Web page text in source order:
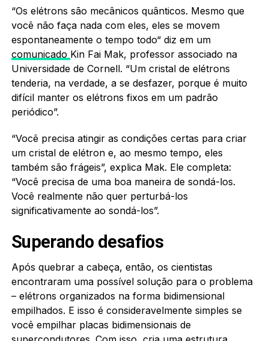
“Os elétrons são mecânicos quânticos. Mesmo que
você não faça nada com eles, eles se movem
espontaneamente o tempo todo“ diz em um
comunicado Kin Fai Mak, professor associado na
Universidade de Cornell. “Um cristal de elétrons
tenderia, na verdade, a se desfazer, porque é muito
difícil manter os elétrons fixos em um padrão
periódico”.
“Você precisa atingir as condições certas para criar
um cristal de elétron e, ao mesmo tempo, eles
também são frágeis”, explica Mak. Ele completa:
“Você precisa de uma boa maneira de sondá-los.
Você realmente não quer perturbá-los
significativamente ao sondá-los”.
Superando desafios
Após quebrar a cabeça, então, os cientistas
encontraram uma possível solução para o problema
– elétrons organizados na forma bidimensional
empilhados. E isso é consideravelmente simples se
você empilhar placas bidimensionais de